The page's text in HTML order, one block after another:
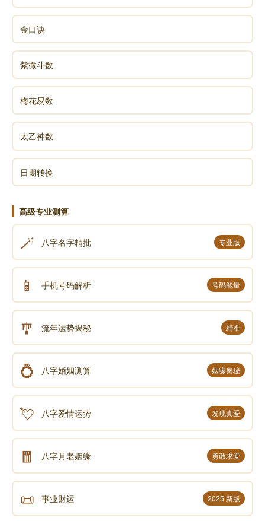
金口诀
紫微斗数
梅花易数
太乙神数
日期转换
高级专业测算
🪄 八字名字精批 专业版
📱 手机号码解析 号码能量
🎐 流年运势揭秘 精准
💍 八字婚姻测算 姻缘奥秘
💘 八字爱情运势 发现真爱
🧧 八字月老姻缘 勇敢求爱
📜 事业财运 2025 新版